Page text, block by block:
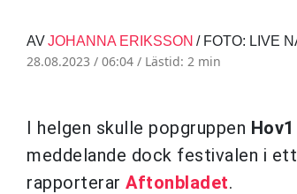
AVJOHANNA ERIKSSON / FOTO: LIVE
28.08.2023 / 06:04 / Lästid: 2 min
I helgen skulle popgruppen Hov1
meddelande dock festivalen i
rapporterar Aftonbladet.